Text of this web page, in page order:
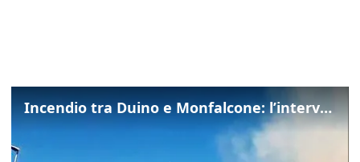
Incendio tra Duino e Monfalcone: l’intervento dei vigili del fuoco